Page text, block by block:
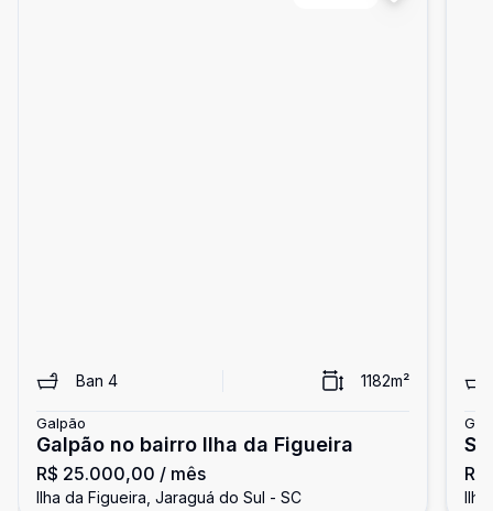
Ban 4 1182m²
Galpão
Galpão no bairro Ilha da Figueira
R$ 25.000,00 / mês
Ilha da Figueira, Jaraguá do Sul - SC